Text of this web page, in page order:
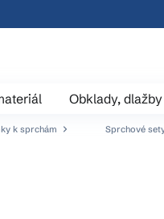
Obklady,
k sprchám Sprchové